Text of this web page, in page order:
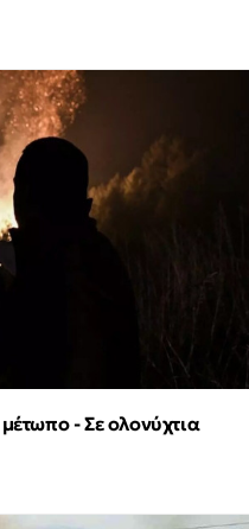
- Σε ολονύχτια